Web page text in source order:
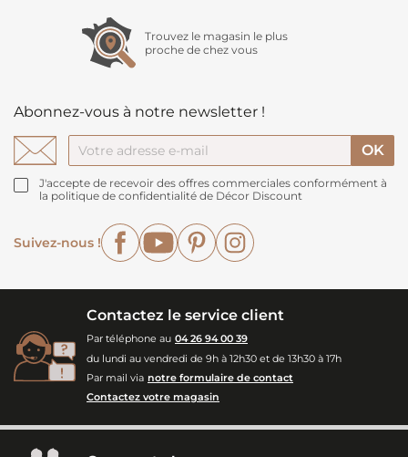
Trouvez le magasin le plus
proche de chez vous
Abonnez-vous à notre newsletter !
J'accepte de recevoir des offres commerciales conformément à
la politique de confidentialité de Décor Discount
Suivez-nous !
FacebookYouTubePinterest
Contactez le service client
Par téléphone au 04 26 94 00 39
du lundi au vendredi de 9h à 12h30 et de 13h30 à 17h
Par mail via notre formulaire de contact
Contactez votre magasin